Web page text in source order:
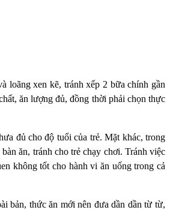
loãng xen kẽ, tránh xếp 2 bữa chính gần
ăn lượng đủ, đồng thời phải chọn thực
đủ cho độ tuổi của trẻ. Mặt khác, trong
ăn, tránh cho trẻ chạy chơi. Tránh việc
không tốt cho hành vi ăn uống trong cả
bản, thức ăn mới nên đưa dần dần từ từ,